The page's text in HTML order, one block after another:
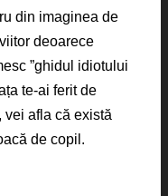
din imaginea de
deoarece
”ghidul idiotului
te-ai ferit de
vei afla că există
de copil.